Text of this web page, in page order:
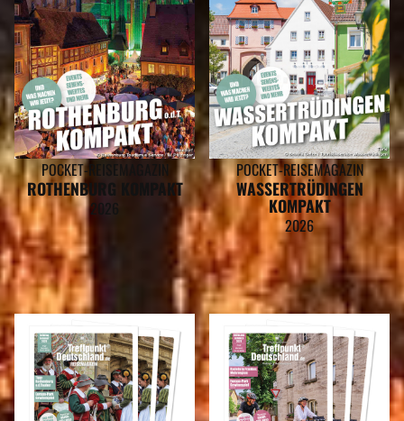
POCKET-REISEMAGAZIN
ROTHENBURG KOMPAKT
2026
POCKET-REISEMAGAZIN
WASSERTRÜDINGEN
KOMPAKT
2026